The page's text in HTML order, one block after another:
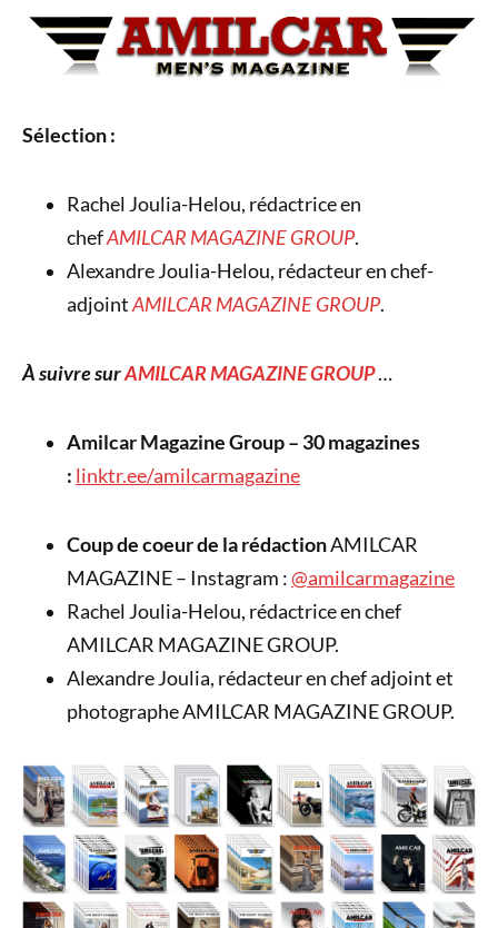
Sélection :
Rachel Joulia-Helou, rédactrice en
chefAMILCAR MAGAZINE GROUP.
Alexandre Joulia-Helou, rédacteur en chef-
adjointAMILCAR MAGAZINE GROUP.
À suivre surAMILCAR MAGAZINE GROUP…
Amilcar Magazine Group – 30 magazines
: linktr.ee/amilcarmagazine
Coup de coeur de la rédactionAMILCAR
MAGAZINE – Instagram :@amilcarmagazine
Rachel Joulia-Helou, rédactrice en chef
AMILCAR MAGAZINE GROUP.
Alexandre Joulia, rédacteur en chef adjoint et
photographe AMILCAR MAGAZINE GROUP.